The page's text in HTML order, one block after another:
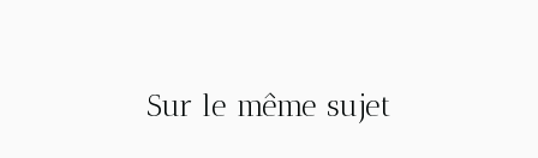
Sur le même sujet